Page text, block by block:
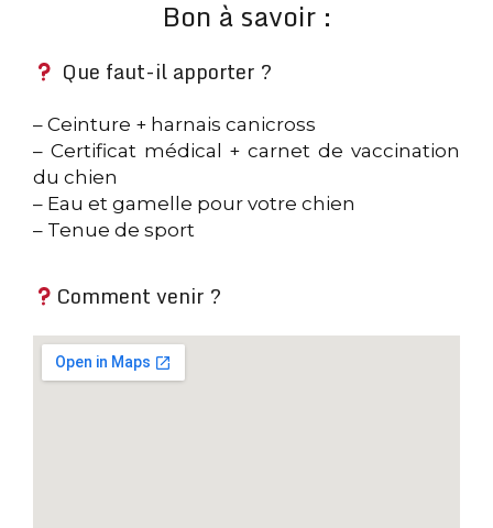
Bon à savoir :
Que faut-il apporter ?
– Ceinture + harnais canicross
– Certificat médical + carnet de vaccination
du chien
– Eau et gamelle pour votre chien
– Tenue de sport
Comment venir ?